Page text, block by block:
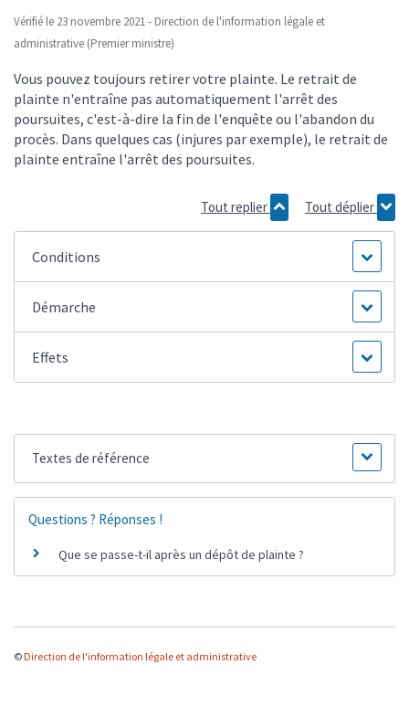
Vérifié le 23 novembre 2021 - Direction de l'information légale et
administrative (Premier ministre)
Vous pouvez toujours retirer votre plainte. Le retrait de
plainte n'entraîne pas automatiquement l'arrêt des
poursuites, c'est-à-dire la fin de l'enquête ou l'abandon du
procès. Dans quelques cas (injures par exemple), le retrait de
plainte entraîne l'arrêt des poursuites.
Tout replier Tout déplier
Conditions
Démarche
Effets
Textes de référence
Questions ? Réponses !
Que se passe-t-il après un dépôt de plainte ?
© Direction de l'information légale et administrative